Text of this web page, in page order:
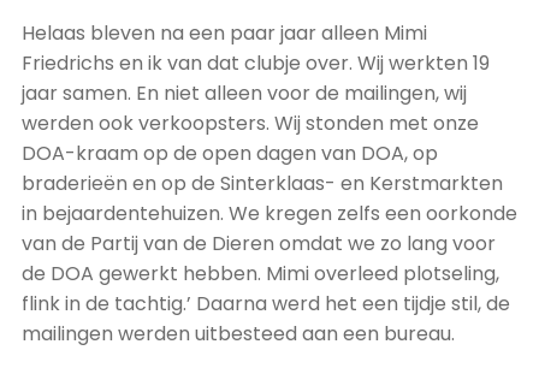
Helaas bleven na een paar jaar alleen Mimi
Friedrichs en ik van dat clubje over. Wij werkten 19
jaar samen. En niet alleen voor de mailingen, wij
werden ook verkoopsters. Wij stonden met onze
DOA-kraam op de open dagen van DOA, op
braderieën en op de Sinterklaas- en Kerstmarkten
in bejaardentehuizen. We kregen zelfs een oorkonde
van de Partij van de Dieren omdat we zo lang voor
de DOA gewerkt hebben. Mimi overleed plotseling,
flink in de tachtig.’ Daarna werd het een tijdje stil, de
mailingen werden uitbesteed aan een bureau.